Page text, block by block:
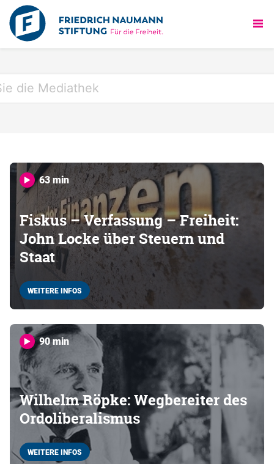
63 min
Fiskus – Verfassung – Freiheit:
John Locke über Steuern und
Staat
WEITERE INFOS
90 min
Wilhelm Röpke: Wegbereiter des
Ordoliberalismus
WEITERE INFOS